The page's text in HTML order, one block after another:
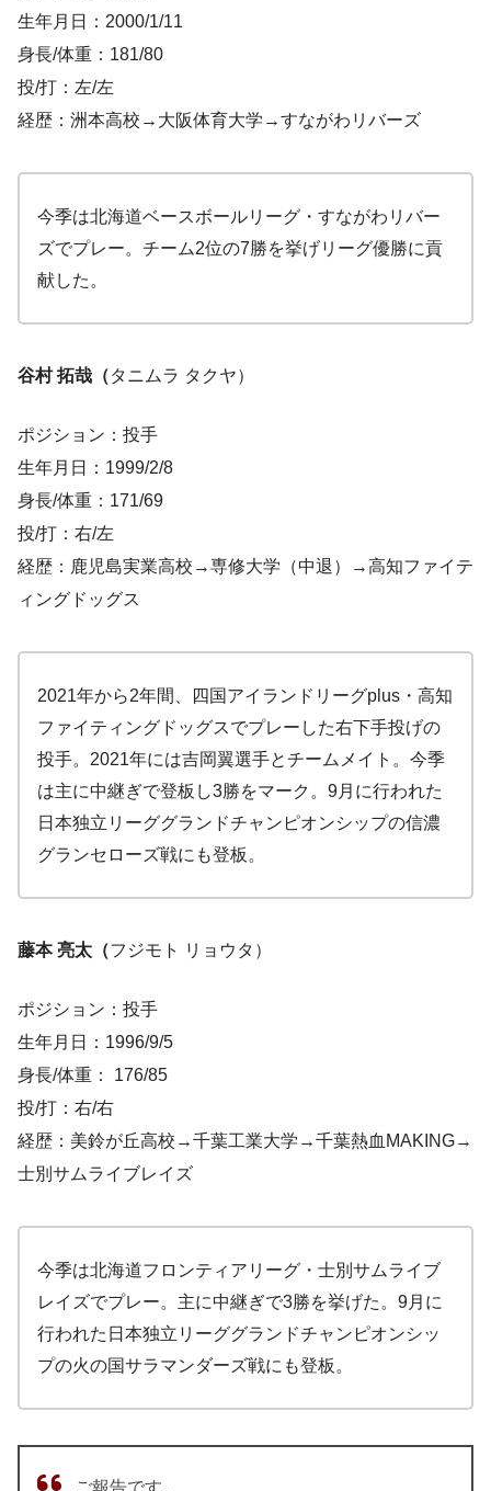
生年月日：2000/1/11
身長/体重：181/80
投/打：左/左
経歴：洲本高校→大阪体育大学→すながわリバーズ
今季は北海道ベースボールリーグ・すながわリバー
ズでプレー。チーム2位の7勝を挙げリーグ優勝に貢
献した。
谷村 拓哉（タニムラ タクヤ）
ポジション：投手
生年月日：1999/2/8
身長/体重：171/69
投/打：右/左
経歴：鹿児島実業高校→専修大学（中退）→高知ファイテ
ィングドッグス
2021年から2年間、四国アイランドリーグplus・高知
ファイティングドッグスでプレーした右下手投げの
投手。2021年には吉岡翼選手とチームメイト。今季
は主に中継ぎで登板し3勝をマーク。9月に行われた
日本独立リーググランドチャンピオンシップの信濃
グランセローズ戦にも登板。
藤本 亮太（フジモト リョウタ）
ポジション：投手
生年月日：1996/9/5
身長/体重： 176/85
投/打：右/右
経歴：美鈴が丘高校→千葉工業大学→千葉熱血MAKING→
士別サムライブレイズ
今季は北海道フロンティアリーグ・士別サムライブ
レイズでプレー。主に中継ぎで3勝を挙げた。9月に
行われた日本独立リーググランドチャンピオンシッ
プの火の国サラマンダーズ戦にも登板。